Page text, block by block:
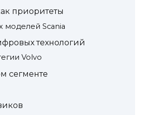
приоритеты
моделей Scania
технологий
Volvo
сегменте